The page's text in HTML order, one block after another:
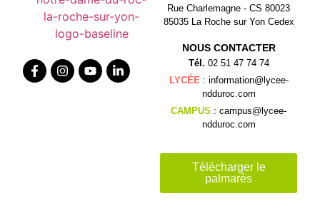
Rue Charlemagne - CS 80023
85035 La Roche sur Yon Cedex
NOUS CONTACTER
Tél. 02 51 47 74 74
LYCÉE: information@lycee-
ndduroc.com
CAMPUS : campus@lycee-
ndduroc.com
Télécharger le
palmarès